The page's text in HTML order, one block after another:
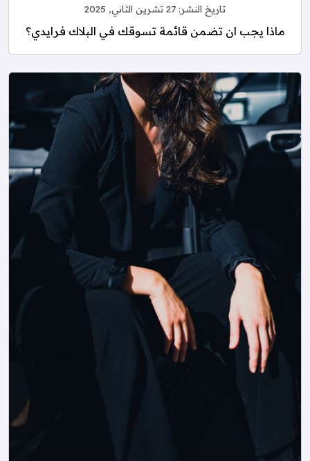
تاريخ النشر: 27 تشرين الثاني, 2025
ماذا يجب ان تضمن قائمة تسوقك في البلاك فرايدي؟